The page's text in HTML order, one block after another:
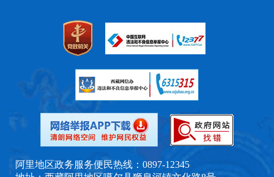
阿里地区政务服务便民热线：0897-12345